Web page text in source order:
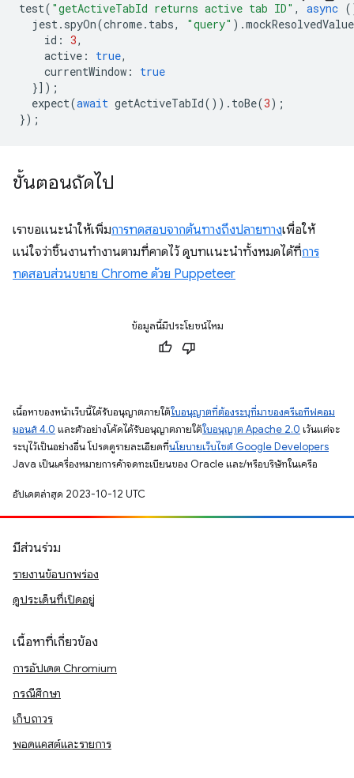
test( "getActiveTabId returns active tab ID" , async
jest. spyOn(chrome. tabs, "query" ).mockResolvedValue
id : 3,
active : true,
currentWindow :
true
}]);
expect(await getActiveTabId()). toBe(3);
});
ขั้นตอนถัดไป
เราขอแนะนําให้เพิ่มการทดสอบจากต้นทางถึงปลายทางเพื่อให้
แน่ใจว่าชิ้นงานทํางานตามที่คาดไว้ ดูบทแนะนำทั้งหมดได้ที่การ
ทดสอบส่วนขยาย Chrome ด้วย Puppeteer
ข้อมูลนี้มีประโยชน์ไหม
เนื้อหาของหน้าเว็บนี้ได้รับอนุญาตภายใต้ใบอนุญาตที่ต้องระบุที่มาของครีเอทีฟคอม
มอนส์ 4.0 และตัวอย่างโค้ดได้รับอนุญาตภายใต้ใบอนุญาต Apache 2.0 เว้นแต่จะ
ระบุไว้เป็นอย่างอื่น โปรดดูรายละเอียดที่นโยบายเว็บไซต์ Google Developers
Java เป็นเครื่องหมายการค้าจดทะเบียนของ Oracle และ/หรือบริษัทในเครือ
อัปเดตล่าสุด 2023-10-12 UTC
มีส่วนร่วม
รายงานข้อบกพร่อง
ดูประเด็นที่เปิดอยู่
เนื้อหาที่เกี่ยวข้อง
การอัปเดต Chromium
กรณีศึกษา
เก็บถาวร
พอดแคสต์และรายการ